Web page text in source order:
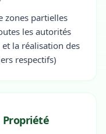
zones partielles
les autorités
la réalisation des
respectifs)